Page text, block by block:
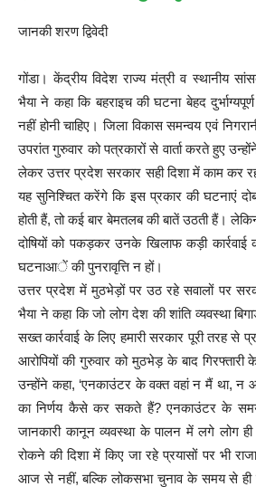
जानकी शरण द्विवेदी
गोंडा। केंद्रीय विदेश राज्य मंत्री व स्थानीय
भैया ने कहा कि बहराइच की घटना बेहद
नहीं होनी चाहिए। जिला विकास समन्वय एवं
उपरांत गुरुवार को पत्रकारों से वार्ता करते हुए
लेकर उत्तर प्रदेश सरकार सही दिशा में काम कर
यह सुनिश्चित करेंगे कि इस प्रकार की घटनाएं
होती हैं, तो कई बार बेमतलब की बातें उठती हैं।
दोषियों को पकड़कर उनके खिलाफ कड़ी कार्रवाई
घटनाआें की पुनरावृत्ति न हों।
उत्तर प्रदेश में मुठभेड़ों पर उठ रहे सवालों पर
भैया ने कहा कि जो लोग देश की शांति व्यवस्था
सख्त कार्रवाई के लिए हमारी सरकार पूरी तरह से
आरोपियों की गुरुवार को मुठभेड़ के बाद
उन्होंने कहा, ‘एनकाउंटर के वक्त वहां न मैं था,
का निर्णय कैसे कर सकते हैं? एनकाउंटर के समय
जानकारी कानून व्यवस्था के पालन में लगे लोग
रोकने की दिशा में किए जा रहे प्रयासों पर भी
आज से नहीं, बल्कि लोकसभा चुनाव के समय से ही